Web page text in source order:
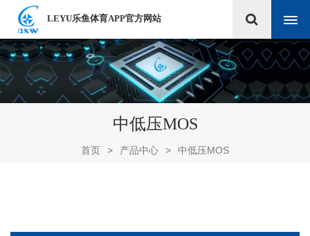
LEYU乐鱼体育APP官方网站
中低压MOS
首页 > 产品中心 > 中低压MOS